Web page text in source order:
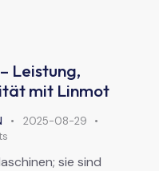
Leistung,
mit Linmot
2025-08-29
sie sind